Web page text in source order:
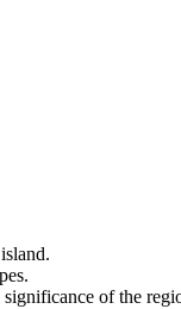
of the